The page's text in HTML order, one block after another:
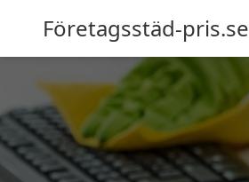
Företagsstäd-pris.se